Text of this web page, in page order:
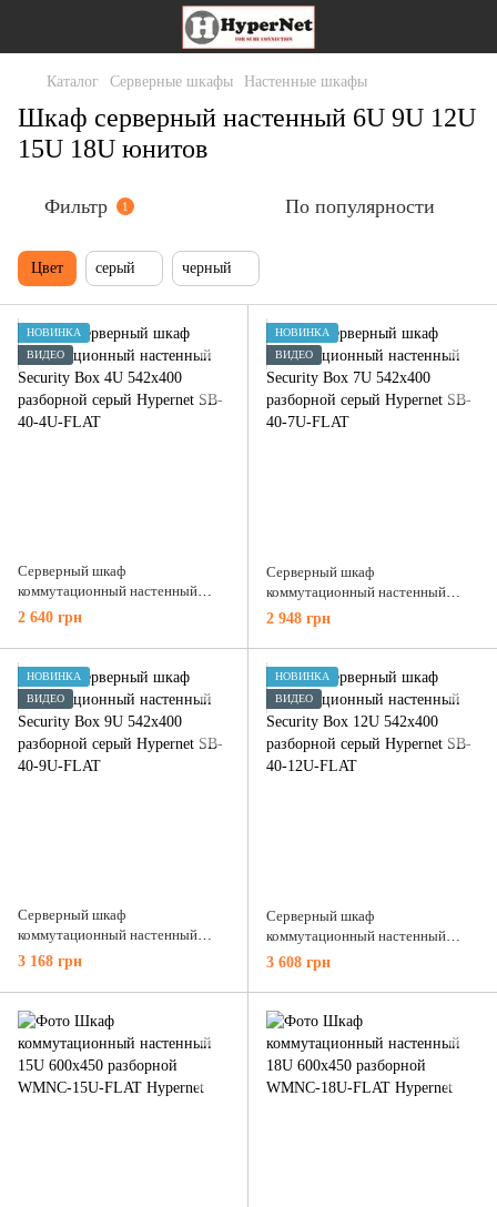
Каталог Серверные шкафы Настенные шкафы
Шкаф серверный настенный 6U 9U 12U
15U 18U юнитов
Фильтр 1 По популярности
Цвет серый черный
НОВИНКА
ВИДЕО
Серверный шкаф
коммутационный настенный
Security Box 4U 542x400
разборной серый Hypernet SB-
40-4U-FLAT
2 640 грн
НОВИНКА
ВИДЕО
Серверный шкаф
коммутационный настенный
Security Box 7U 542x400
разборной серый Hypernet SB-40-
7U-FLAT
2 948 грн
НОВИНКА
ВИДЕО
Серверный шкаф
коммутационный настенный
Security Box 9U 542x400
разборной серый Hypernet SB-
40-9U-FLAT
3 168 грн
НОВИНКА
ВИДЕО
Серверный шкаф
коммутационный настенный
Security Box 12U 542x400
разборной серый Hypernet SB-40-
12U-FLAT
3 608 грн